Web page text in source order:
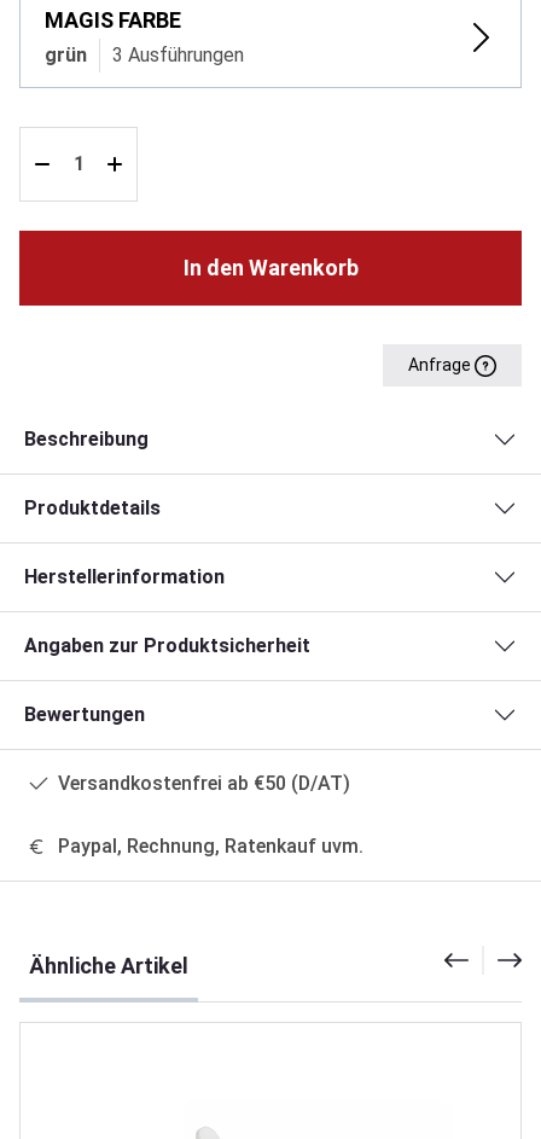
MAGIS FARBE
grün 3 Ausführungen
In den Warenkorb
Anfrage
Beschreibung
Produktdetails
Herstellerinformation
Angaben zur Produktsicherheit
Bewertungen
Versandkostenfrei ab €50 (D/AT)
Paypal, Rechnung, Ratenkauf uvm.
Ähnliche Artikel